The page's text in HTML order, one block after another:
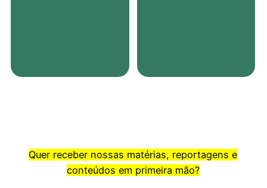
Quer receber nossas matérias, reportagens e
conteúdos em primeira mão?